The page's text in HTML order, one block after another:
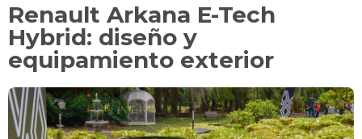
Renault Arkana E-Tech
Hybrid: diseño y
equipamiento exterior